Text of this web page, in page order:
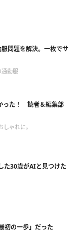
服問題を解決。一枚でサ
勤服
った！ 読者＆編集部
しゃれに。
た30歳がAIと見つけた
初の一歩」だった